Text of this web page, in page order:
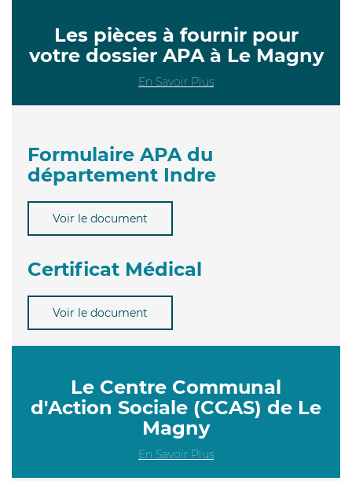
Les pièces à fournir pour
votre dossier APA à Le Magny
En Savoir Plus
Formulaire APA du
département Indre
Voir le document
Certificat Médical
Voir le document
Le Centre Communal
d'Action Sociale (CCAS) de Le
Magny
En Savoir Plus